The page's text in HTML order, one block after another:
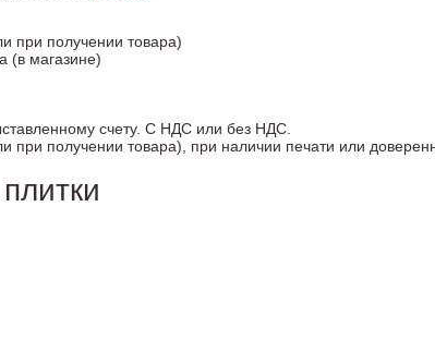
при получении товара)
(в магазине)
счету. С НДС или без НДС.
при получении товара), при наличии печати или